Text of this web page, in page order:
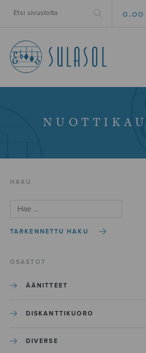
0.00
HAKU
TARKENNETTU HAKU
OSASTOT
ÄÄNITTEET
DISKANTTIKUORO
DIVERSE